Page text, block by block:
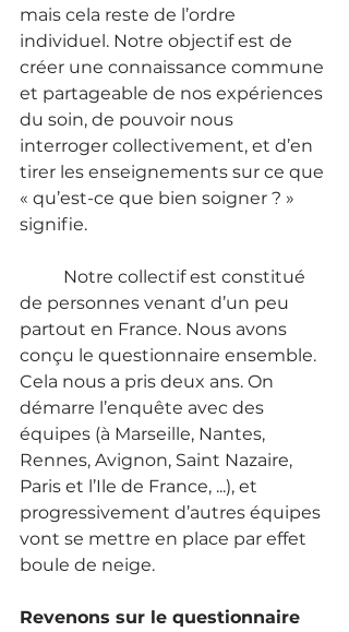
mais cela reste de l’ordre
individuel. Notre objectif est de
créer une connaissance commune
et partageable de nos expériences
du soin, de pouvoir nous
interroger collectivement, et d’en
tirer les enseignements sur ce que
« qu’est-ce que bien soigner ? »
signifie.
de personnes venant d’un peu
partout en France. Nous avons
conçu le questionnaire ensemble.
Cela nous a pris deux ans. On
démarre l’enquête avec des
équipes (à Marseille, Nantes,
Rennes, Avignon, Saint Nazaire,
Paris et l’Ile de France, ...), et
progressivement d’autres équipes
vont se mettre en place par effet
boule de neige.
Revenons sur le questionnaire